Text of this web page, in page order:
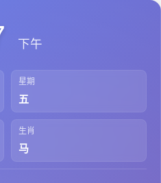
下午
星期
五
生肖
马